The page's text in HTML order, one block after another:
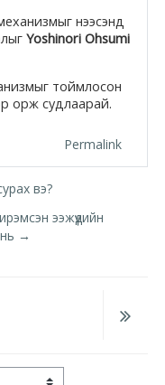
нээсэнд
Yoshinori Ohsumi
тоймлосон
орж судлаарай.
Permalink
вэ?
ээжүүдийн
нь →